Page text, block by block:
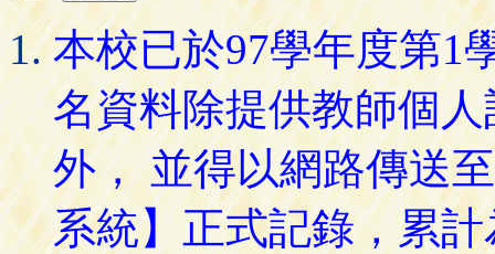
本校已於97學年度第1
名資料除提供教師個
外， 並得以網路傳送
系統】正式記錄，累